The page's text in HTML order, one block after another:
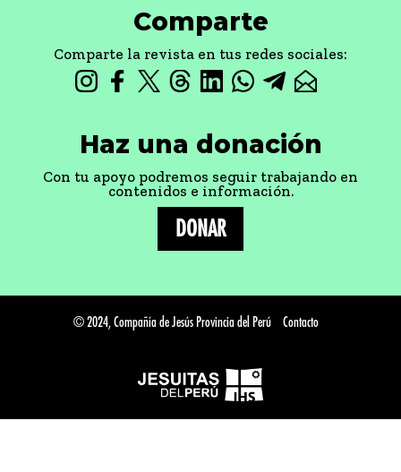
Comparte
Comparte la revista en tus redes sociales:
Haz una donación
Con tu apoyo podremos seguir trabajando en
contenidos e información.
DONAR
© 2024, Compañía de Jesús Provincia del Perú Contacto